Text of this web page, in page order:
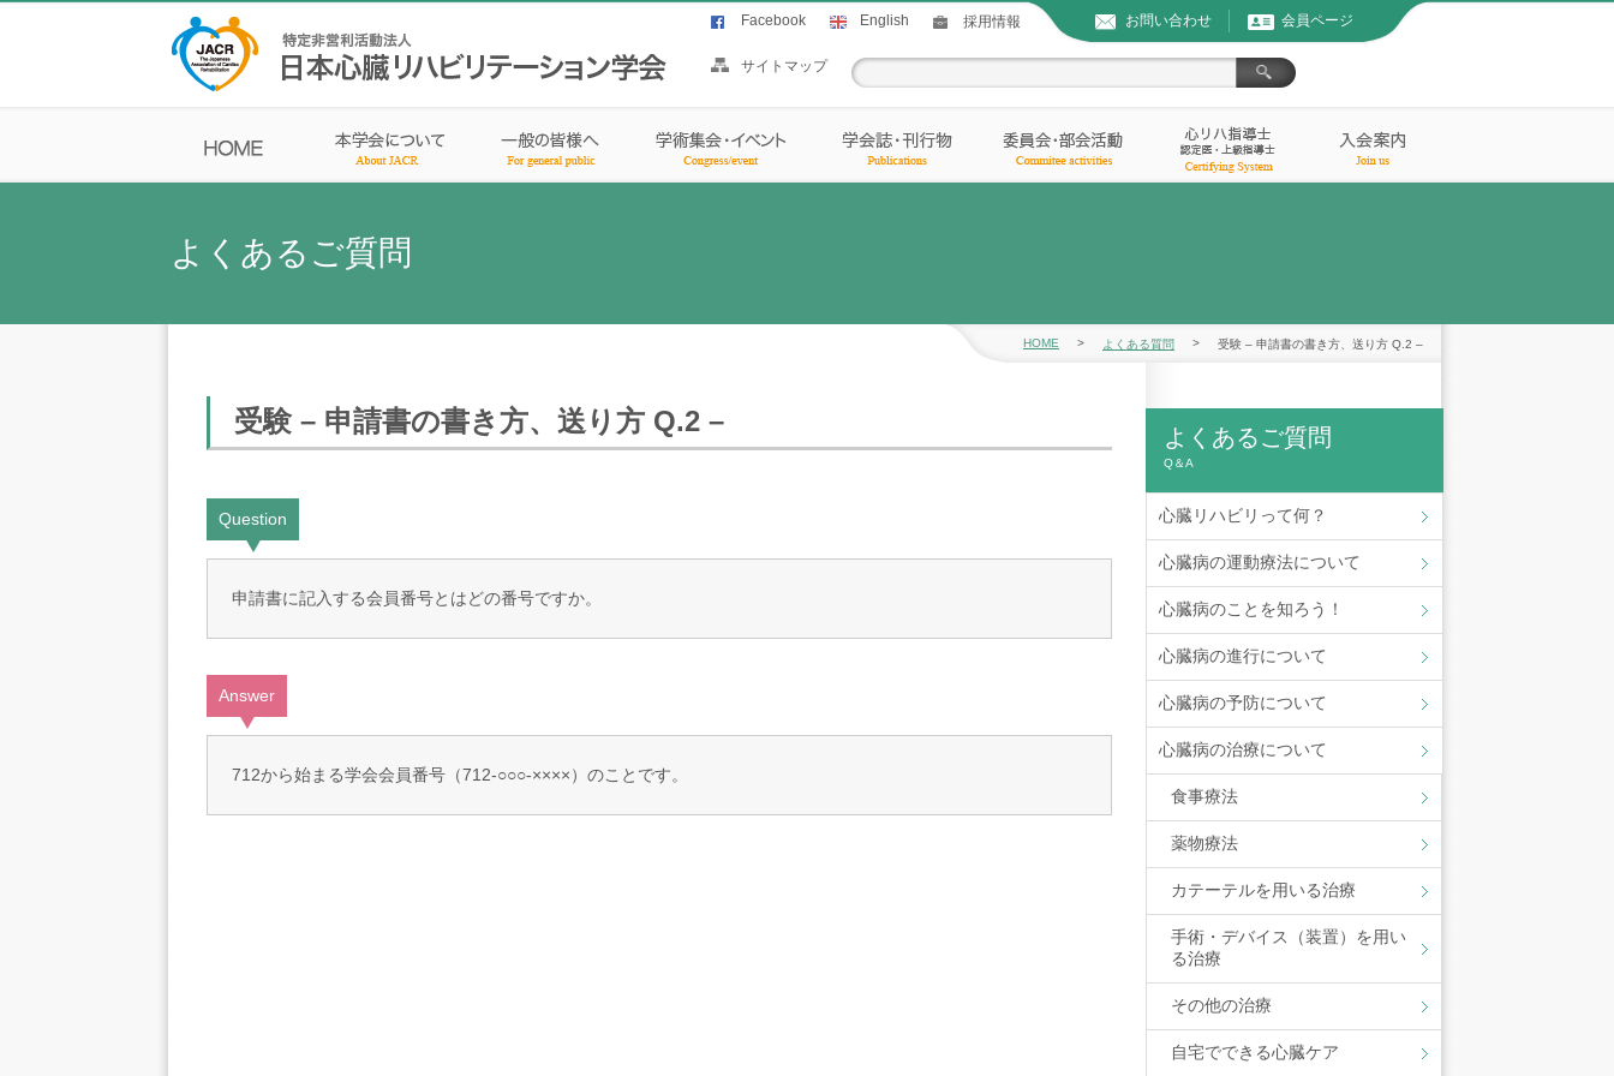
Facebook English 採用情報 お問い合わせ 会員ページ
サイトマップ
よくあるご質問
HOME > よくある質問 > 受験 – 申請書の書き方、送り方 Q.2 –
受験 – 申請書の書き方、送り方 Q.2 –
Question
申請書に記入する会員番号とはどの番号ですか。
Answer
712から始まる学会会員番号（712-○○○-××××）のことです。
よくあるご質問
Q＆A
心臓リハビリって何？
心臓病の運動療法について
心臓病のことを知ろう！
心臓病の進行について
心臓病の予防について
心臓病の治療について
食事療法
薬物療法
カテーテルを用いる治療
手術・デバイス（装置）を用い
る治療
その他の治療
自宅でできる心臓ケア